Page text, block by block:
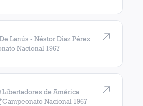
Lanús - Néstor Diaz Pérez
Nacional 1967
Libertadores de América
Campeonato Nacional 1967